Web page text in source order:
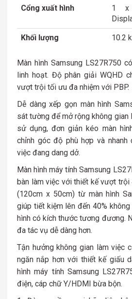
Cổng xuất hình
1 x
Khối lượng 10.2
Màn hình Samsung LS27R750
linh hoạt. Độ phân giải WQHD
vượt trội tối ưu đa nhiệm với PBP.
Dễ dàng xếp gọn màn hình
sát tường để mở rộng không gian
sử dụng, đơn giản kéo màn
chỉnh góc độ phù hợp và nhanh
việc đang dang dở.
Màn hình máy tính Samsung
bàn làm việc với thiết kế vượt trội
(120cm x 50cm) từ màn hình
giúp tiết kiệm lên đến 40%
hình có kích thước tương đương.
đa tác vụ dễ dàng hơn.
Tận hưởng không gian làm việc
ngăn nắp hơn với thiết kế giấu
hình máy tính Samsung
điện, cáp chữ Y/HDMI bừa bộn.